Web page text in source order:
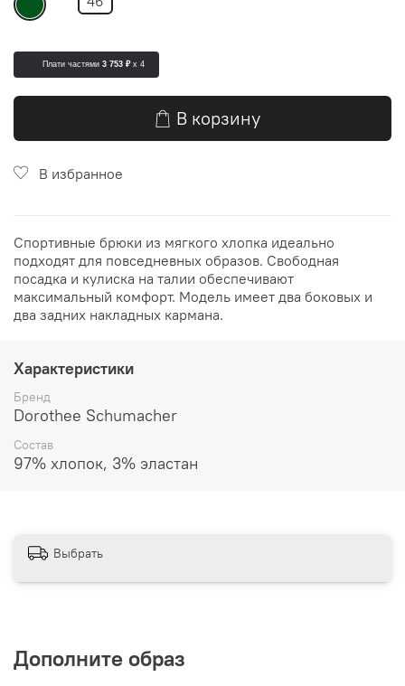
Плати частями 3 753 ₽ x 4
В корзину
В избранное
Спортивные брюки из мягкого хлопка идеально
подходят для повседневных образов. Свободная
посадка и кулиска на талии обеспечивают
максимальный комфорт. Модель имеет два боковых и
два задних накладных кармана.
Характеристики
Бренд
Dorothee Schumacher
Состав
97% хлопок, 3% эластан
Выбрать
Дополните образ